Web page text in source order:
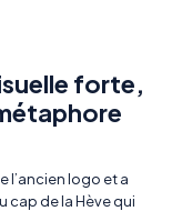
forte,
l’ancien logo et a
cap de la Hève qui